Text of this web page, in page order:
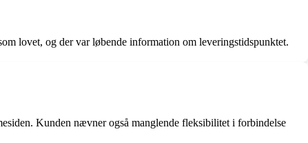
lovet, og der var løbende information om leveringstidspunktet.
Kunden nævner også manglende fleksibilitet i forbindelse